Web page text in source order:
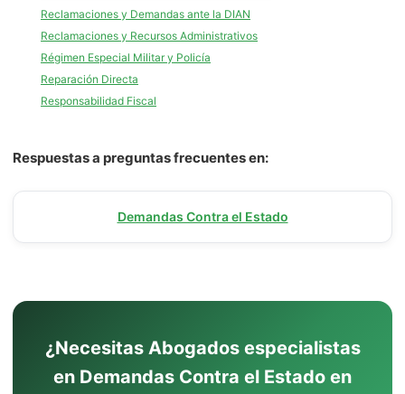
Reclamaciones y Demandas ante la DIAN
Reclamaciones y Recursos Administrativos
Régimen Especial Militar y Policía
Reparación Directa
Responsabilidad Fiscal
Respuestas a preguntas frecuentes en:
Demandas Contra el Estado
¿Necesitas Abogados especialistas
en Demandas Contra el Estado en